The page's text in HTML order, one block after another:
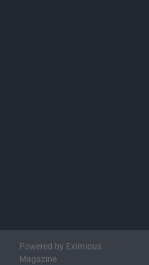
Powered by Eximious
Magazine